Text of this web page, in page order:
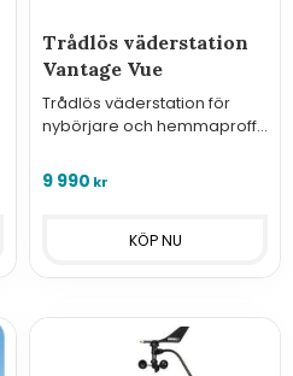
Trådlös väderstation
Vantage Vue
Trådlös väderstation för
nybörjare och hemmaproffs
med WiFi och molntjänst.
9 990 kr